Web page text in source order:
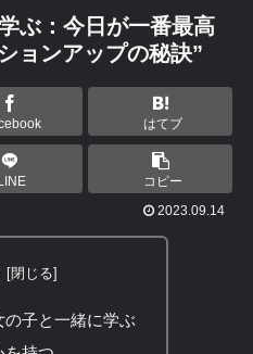
ぶ：今日が一番最高
ョンアップの秘訣”
はてブ
コピー
2023.09.14
の子と一緒に学ぶ